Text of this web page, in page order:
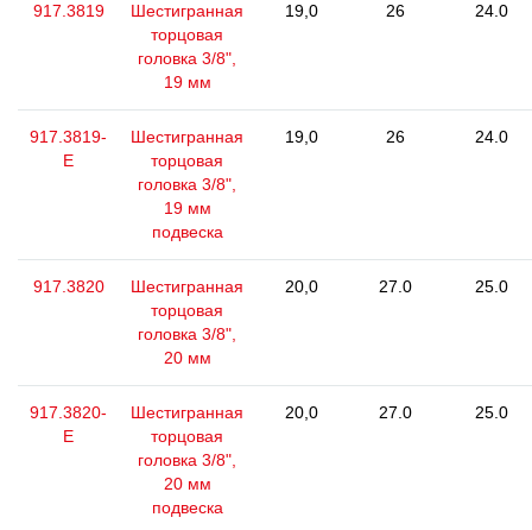
917.3819
Шестигранная
торцовая
головка 3/8",
19 мм
19,0 26 24.0
917.3819-
E
Шестигранная
торцовая
головка 3/8",
19 мм
подвеска
19,0 26 24.0
917.3820
Шестигранная
торцовая
головка 3/8",
20 мм
20,0 27.0 25.0
917.3820-
E
Шестигранная
торцовая
головка 3/8",
20 мм
подвеска
20,0 27.0 25.0